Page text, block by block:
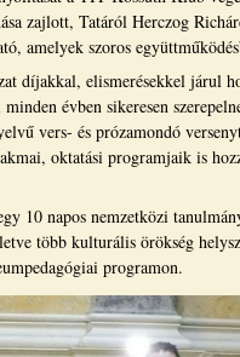
zajlott, Tatáról Herczog
amelyek szoros
díjakkal, elismerésekkel járul
évben sikeresen
vers- és prózamondó
oktatási programjaik is
10 napos nemzetközi
több kulturális örökség
programon.